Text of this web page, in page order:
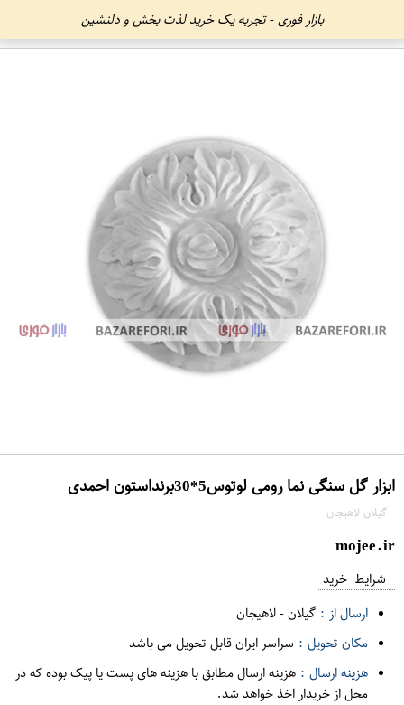
بازار فوری - تجربه یک خرید لذت بخش و دلنشین
ابزار گل سنگی نما رومی لوتوس5*30برنداستون احمدی
گیلان لاهیجان
mojee.ir
شرایط خرید
ارسال از : گیلان-لاهیجان
مکان تحویل : سراسر ایران قابل تحویل می باشد
هزینه ارسال : هزینه ارسال مطابق با هزینه های پست یا پیک بوده که در
محل از خریدار اخذ خواهد شد.